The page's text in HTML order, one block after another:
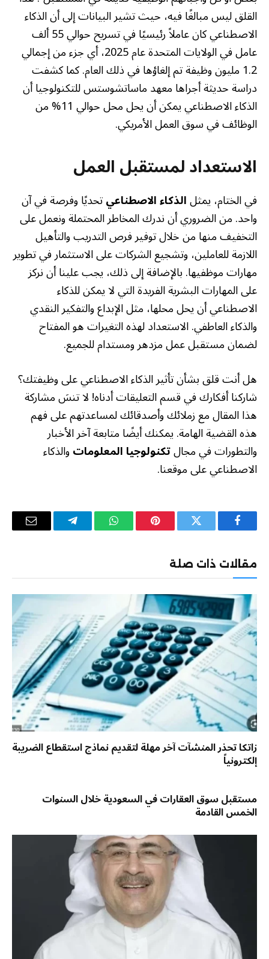
القلق ليس مبالغًا فيه، حيث تشير البيانات إلى أن الذكاء
الاصطناعي كان عاملاً رئيسيًا في تسريح حوالي 55 ألف
عامل في الولايات المتحدة عام 2025، أي جزء من إجمالي
1.2 مليون وظيفة تم إلغاؤها في ذلك العام. كما كشفت
دراسة حديثة أجراها معهد ماساتشوستس للتكنولوجيا أن
الذكاء الاصطناعي يمكن أن يحل محل حوالي 11% من
الوظائف في سوق العمل الأمريكي.
الاستعداد لمستقبل العمل
في الختام، يمثلالذكاء الاصطناعيتحديًا وفرصة في آن
واحد. من الضروري أن ندرك المخاطر المحتملة ونعمل على
التخفيف منها من خلال توفير فرص التدريب والتأهيل
اللازمة للعاملين، وتشجيع الشركات على الاستثمار في تطوير
مهارات موظفيها. بالإضافة إلى ذلك، يجب علينا أن نركز
على المهارات البشرية الفريدة التي لا يمكن للذكاء
الاصطناعي أن يحل محلها، مثل الإبداع والتفكير النقدي
والذكاء العاطفي. الاستعداد لهذه التغيرات هو المفتاح
لضمان مستقبل عمل مزدهر ومستدام للجميع.
هل أنت قلق بشأن تأثير الذكاء الاصطناعي على وظيفتك؟
شاركنا أفكارك في قسم التعليقات أدناه! لا تنسَ مشاركة
هذا المقال مع زملائك وأصدقائك لمساعدتهم على فهم
هذه القضية الهامة. يمكنك أيضًا متابعة آخر الأخبار
والتطورات في مجالتكنولوجيا المعلوماتوالذكاء
الاصطناعي على موقعنا.
فيسبوك تويتر بينتيريستواتساب تيلقرام
البريد
مقالات ذات صلة
زاتكا تحذر المنشآت آخر مهلة لتقديم نماذج استقطاع الضريبة
إلكترونياً
مستقبل سوق العقارات في السعودية خلال السنوات
الخمس القادمة